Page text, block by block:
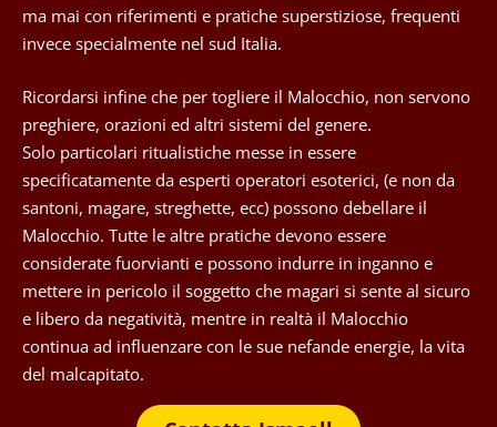
ma mai con riferimenti e pratiche superstiziose, frequenti
invece specialmente nel sud Italia.
Ricordarsi infine che per togliere il Malocchio, non servono
preghiere, orazioni ed altri sistemi del genere.
Solo particolari ritualistiche messe in essere
specificatamente da esperti operatori esoterici, (e non da
santoni, magare, streghette, ecc) possono debellare il
Malocchio. Tutte le altre pratiche devono essere
considerate fuorvianti e possono indurre in inganno e
mettere in pericolo il soggetto che magari si sente al sicuro
e libero da negatività, mentre in realtà il Malocchio
continua ad influenzare con le sue nefande energie, la vita
del malcapitato.